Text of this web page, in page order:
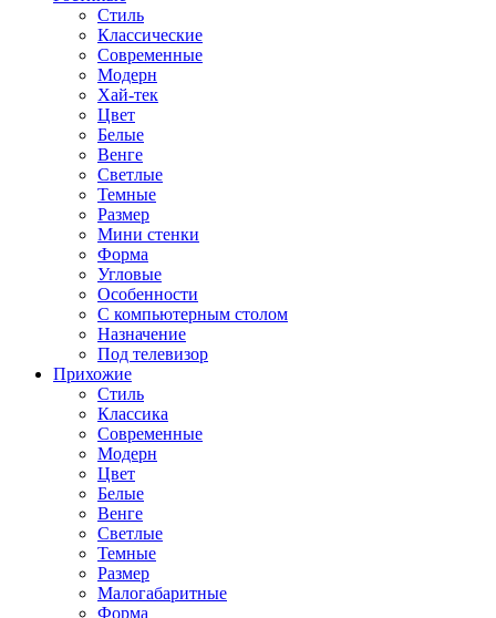
Стиль
Классические
Современные
Модерн
Хай-тек
Цвет
Белые
Венге
Светлые
Темные
Размер
Мини стенки
Форма
Угловые
Особенности
С компьютерным столом
Назначение
Под телевизор
Прихожие
Стиль
Классика
Современные
Модерн
Цвет
Белые
Венге
Светлые
Темные
Размер
Малогабаритные
Форма